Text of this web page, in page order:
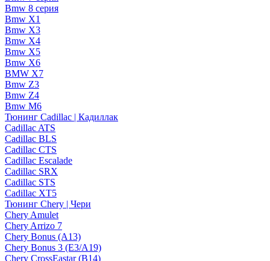
Bmw 8 серия
Bmw X1
Bmw X3
Bmw X4
Bmw X5
Bmw X6
BMW X7
Bmw Z3
Bmw Z4
Bmw М6
Тюнинг Cadillac | Кадиллак
Cadillac ATS
Cadillac BLS
Cadillac CTS
Cadillac Escalade
Cadillac SRX
Cadillac STS
Cadillac XT5
Тюнинг Chery | Чери
Chery Amulet
Chery Arrizo 7
Chery Bonus (A13)
Chery Bonus 3 (E3/A19)
Chery CrossEastar (B14)